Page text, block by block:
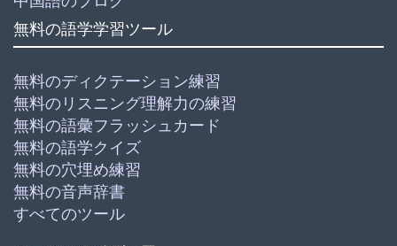
無料の語学学習ツール
無料のディクテーション練習
無料のリスニング理解力の練習
無料の語彙フラッシュカード
無料の語学クイズ
無料の穴埋め練習
無料の音声辞書
すべてのツール